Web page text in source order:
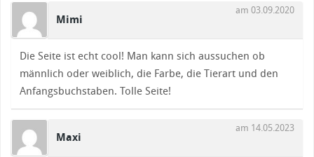
Mimi
am 03.09.2020
Die Seite ist echt cool! Man kann sich aussuchen ob
männlich oder weiblich, die Farbe, die Tierart und den
Anfangsbuchstaben. Tolle Seite!
Maxi
am 14.05.2023